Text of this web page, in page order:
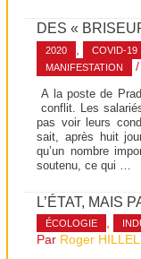
DES «
2020 COVID-19
MANIFESTATION
A la poste de
conflit. Les
pas voir leurs
sait, après huit
qu’un nombre
soutenu, ce qui …
L’ÉTAT, MAIS
ÉCOLOGIE ,
Par Roger HILLEL